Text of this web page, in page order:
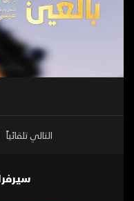
التالي تلقائياً